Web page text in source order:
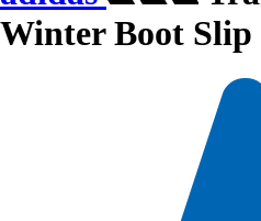
Winter Boot Slip